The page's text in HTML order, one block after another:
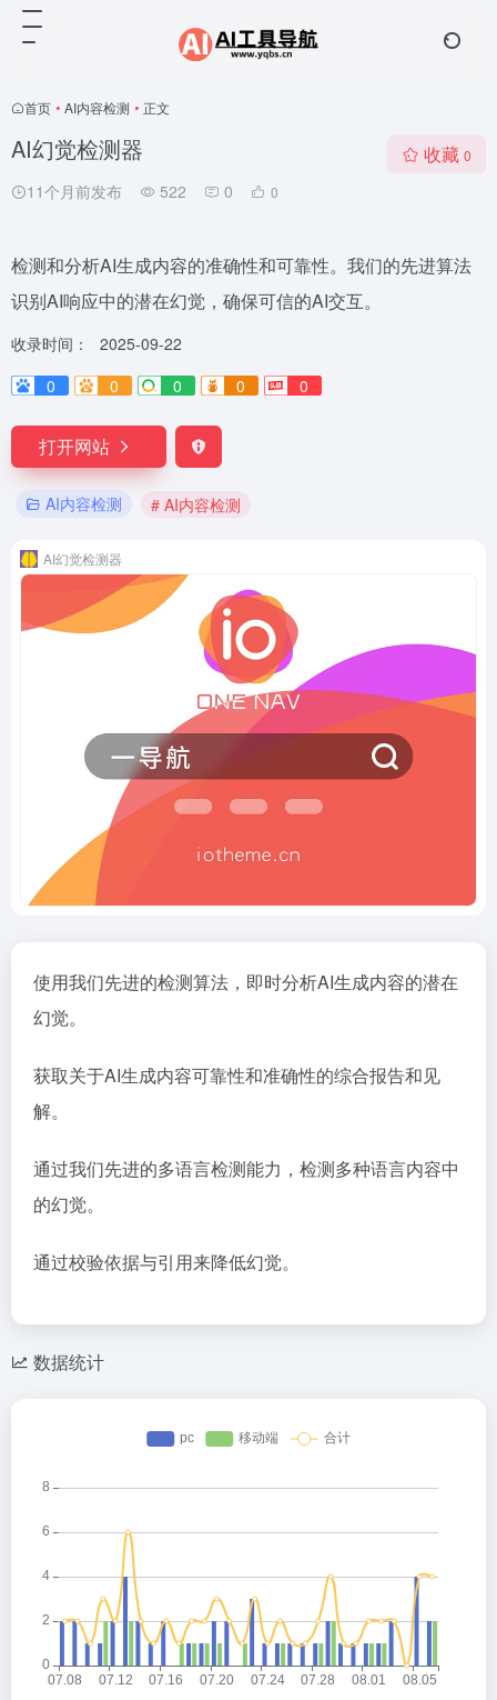
首页 • AI内容检测 • 正文
AI幻觉检测器
11个月前发布 522 0 0
收藏 0
检测和分析AI生成内容的准确性和可靠性。我们的先进算法
识别AI响应中的潜在幻觉，确保可信的AI交互。
收录时间：
2025-09-22
0
0 0 0 0
打开网站
AI内容检测 # AI内容检测
AI幻觉检测器
使用我们先进的检测算法，即时分析AI生成内容的潜在
幻觉。
获取关于AI生成内容可靠性和准确性的综合报告和见
解。
通过我们先进的多语言检测能力，检测多种语言内容中
的幻觉。
通过校验依据与引用来降低幻觉。
数据统计